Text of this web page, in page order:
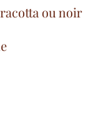
ou noir